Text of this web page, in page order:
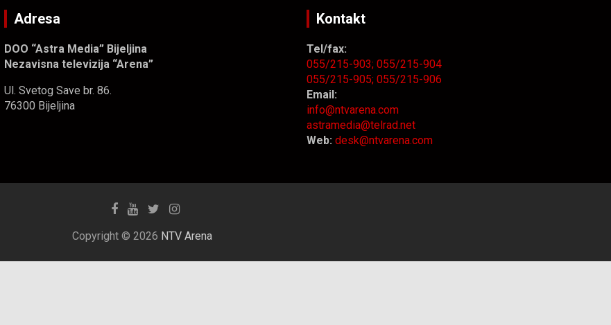
Adresa
DOO “Astra Media” Bijeljina
Nezavisna televizija “Arena”
Ul. Svetog Save br. 86.
76300 Bijeljina
Kontakt
Tel/fax:
055/215-903;055/215-904
055/215-905;055/215-906
Email:
info@ntvarena.com
astramedia@telrad.net
Web: desk@ntvarena.com
Copyright © 2026 NTV Arena